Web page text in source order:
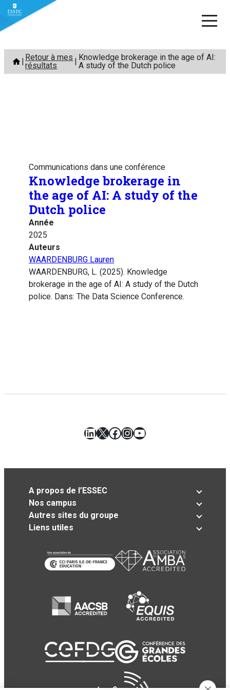
Aller
contenu
Retour à mes
résultats
Knowledge brokerage in the age of AI:
A study of the Dutch police
Communications dans une conférence
Knowledge brokerage in
the age of AI: A study of the
Dutch police
Année
2025
Auteurs
WAARDENBURG Lauren
WAARDENBURG, L. (2025). Knowledge
brokerage in the age of AI: A study of the Dutch
police. Dans: The Data Science Conference.
LinkedIn
X Facebook
Instagram
YouTube
A propos de l’ESSEC
Nos campus
Autres sites du groupe
Liens utiles